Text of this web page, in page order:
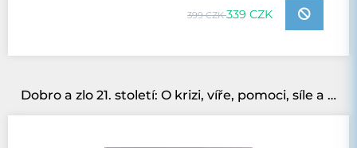
399 CZK339 CZK
Dobro a zlo 21. století: O krizi, víře, pomoci, síle a laskavosti